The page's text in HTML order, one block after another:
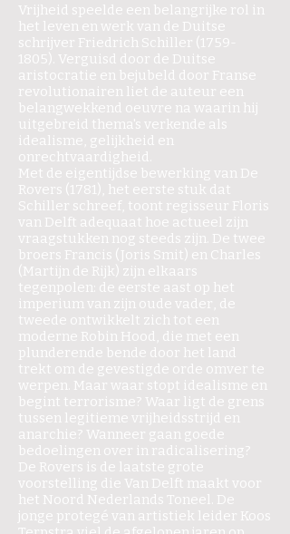
Vrijheid speelde een belangrijke rol in
het leven en werk van de Duitse
schrijver Friedrich Schiller (1759-
1805). Verguisd door de Duitse
aristocratie en bejubeld door Franse
revolutionairen liet de auteur een
belangwekkend oeuvre na waarin hij
uitgebreid thema's verkende als
idealisme, gelijkheid en
onrechtvaardigheid.
Met de eigentijdse bewerking van De
Rovers (1781), het eerste stuk dat
Schiller schreef, toont regisseur Floris
van Delft adequaat hoe actueel zijn
vraagstukken nog steeds zijn. De twee
broers Francis (Joris Smit) en Charles
(Martijn de Rijk) zijn elkaars
tegenpolen: de eerste aast op het
imperium van zijn oude vader, de
tweede ontwikkelt zich tot een
moderne Robin Hood, die met een
plunderende bende door het land
trekt om de gevestigde orde omver te
werpen. Maar waar stopt idealisme en
begint terrorisme? Waar ligt de grens
tussen legitieme vrijheidsstrijd en
anarchie? Wanneer gaan goede
bedoelingen over in radicalisering?
De Rovers is de laatste grote
voorstelling die Van Delft maakt voor
het Noord Nederlands Toneel. De
jonge protegé van artistiek leider Koos